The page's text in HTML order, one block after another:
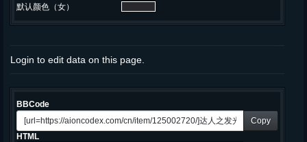
默认颜色（女）
Login to edit data on this page.
BBCode
Copy
HTML